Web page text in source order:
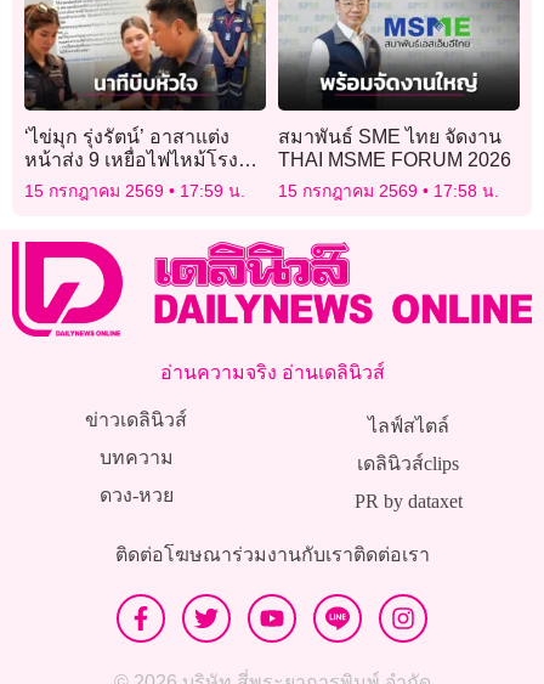
‘ไข่มุก รุ่งรัตน์’ อาสาแต่ง
หน้าส่ง 9 เหยื่อไฟไหม้โรง
เบียร์เผยนาทีแต่งหน้า ‘บรีส
วงทศกัณฐ์’
15 กรกฎาคม 2569 17:59 น.
สมาพันธ์ SME ไทย จัดงาน
THAI MSME FORUM 2026
15 กรกฎาคม 2569 17:58 น.
อ่านความจริง อ่านเดลินิวส์
ข่าวเดลินิวส์
บทความ
ดวง-หวย
ไลฟ์สไตล์
เดลินิวส์clips
PR by dataxet
ติดต่อโฆษณาร่วมงานกับเราติดต่อเรา